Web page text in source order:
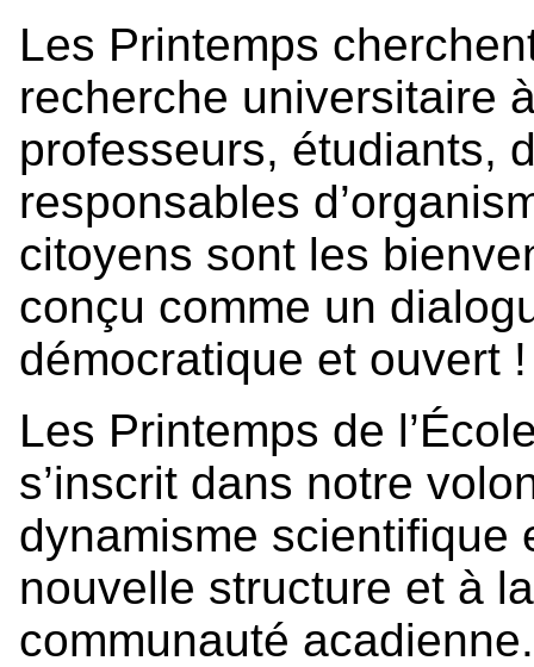
Les Printemps
recherche universitaire
professeurs, étudiants,
responsables
citoyens sont les
conçu comme un
démocratique et ouvert !
Les Printemps de
s’inscrit dans notre
dynamisme scientifique
nouvelle structure et à
communauté acadienne.